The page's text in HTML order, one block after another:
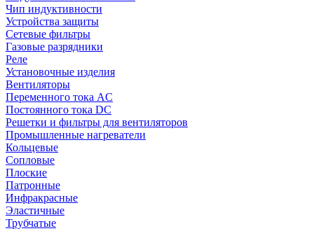
Чип индуктивности
Устройства защиты
Сетевые фильтры
Газовые разрядники
Реле
Установочные изделия
Вентиляторы
Переменного тока AC
Постоянного тока DC
Решетки и фильтры для вентиляторов
Промышленные нагреватели
Кольцевые
Сопловые
Плоские
Патронные
Инфракрасные
Эластичные
Трубчатые